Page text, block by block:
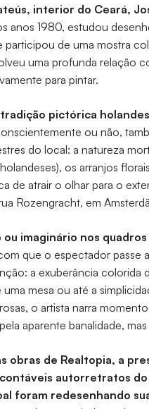
interior do Ceará,
anos 1980, estudou
participou de uma mostra
uma profunda relação
para pintar.
pictórica
ou não,
do local: a natureza
os arranjos
de atrair o olhar para o
Rozengracht, em
imaginário nos
que o espectador passe
a exuberância
mesa ou até a
o artista narra
aparente banalidade,
obras de Realtopia, a
autorretratos
foram redesenhando